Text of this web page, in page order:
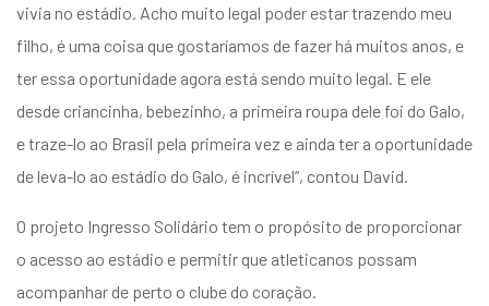
vivia no estádio. Acho muito legal poder estar trazendo meu
filho, é uma coisa que gostaríamos de fazer há muitos anos, e
ter essa oportunidade agora está sendo muito legal. E ele
desde criancinha, bebezinho, a primeira roupa dele foi do Galo,
e traze-lo ao Brasil pela primeira vez e ainda ter a oportunidade
de leva-lo ao estádio do Galo, é incrível”, contou David.
O projeto Ingresso Solidário tem o propósito de proporcionar
o acesso ao estádio e permitir que atleticanos possam
acompanhar de perto o clube do coração.